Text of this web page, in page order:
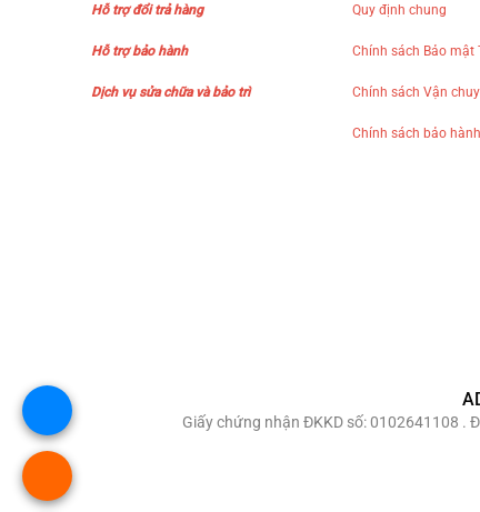
Hỗ trợ đổi trả hàng
Hỗ trợ bảo hành
Dịch vụ sửa chữa và bảo trì
Quy định chung
Chính sách Bảo mật
Chính sách Vận
Chính sách bảo hành
Giấy chứng nhận ĐKKD số: 0102641108 .